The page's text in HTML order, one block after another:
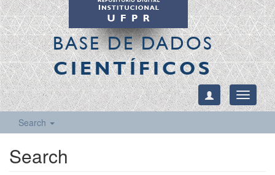
BASE DE DADOS
CIENTÍFICOS
Toggle
Search
Search